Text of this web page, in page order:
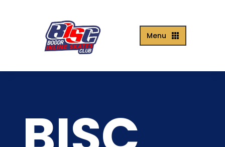

Menu